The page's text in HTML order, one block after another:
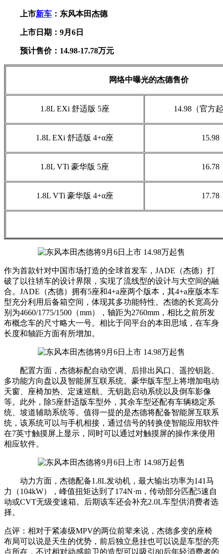
上市新车 ：东风本田杰德
上市日期：9月6日
预计售价：14.98-17.78万元
网络中曝光的杰德售价
1.8L EXi 舒适版 5座 14.98（官方
1.8L EXi 舒适版 4+α座 15.98
1.8L VTi 豪华版 5座 16.78
1.8L VTi 豪华版 4+α座 17.78
作为首款针对中国市场打造的全球首发车，JADE（杰德）打
破了以往轿车的设计界限，实现了流线型的设计与大空间的融
合。JADE（杰德）拥有5座和4+a座两个版本，其4+a座版本车
型充分利用后备箱空间，体现其多功能特性。杰德的长宽高分
别为4660/1775/1500（mm），轴距为2760mm，相比之前所发
布概念车的尺寸略大一号。相比于同平台的本田思域，在车身
长度和轴距方面有所增加。
配置方面，杰德标配自动空调、后排出风口、遥控钥匙、
多功能方向盘以及智能屏互联系统。豪华版车型上将增加电动
天窗、座椅加热、定速巡航、无钥匙启动系统以及倒车影像
等。此外，除5座舒适版车型外，其余车型还配有车辆稳定系
统、坡道辅助系统等。值得一提的是杰德将配备智能屏互联系
统，该系统可以与手机相接，通过信号的转换使智能应用软件
在7英寸触摸屏上显示，同时可以通过对触摸屏的操作来使用
相应软件。
动力方面，杰德配备1.8L发动机，最大输出功率为141马
力（104kW），峰值扭矩达到了174N·m，传动部分匹配5速自
动或CVT无级变速箱。后期该车还会补充2.0L车型供消费者选
择。
点评：相对于紧凑级MPV的两位前辈来说，杰德多变的座椅
布局可以说是天生的优势，前后独立悬挂也可以说是车型的亮
点所在，不过相对动感前卫的造型可以吸引80后年轻消费者的